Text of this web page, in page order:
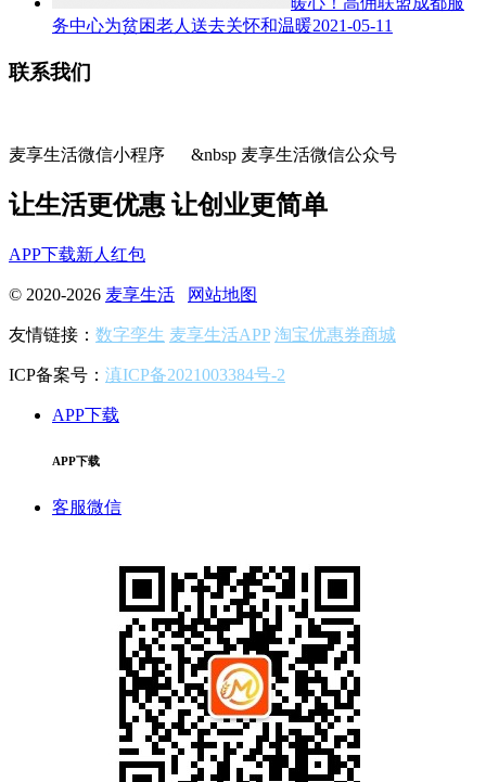
务中心为贫困老人送去关怀和温暖2021-05-11
联系我们
麦享生活微信小程序 &nbsp 麦享生活微信公众号
让生活更优惠 让创业更简单
APP下载新人红包
© 2020-2026 麦享生活 网站地图
友情链接： 数字孪生 麦享生活APP 淘宝优惠券商城
ICP备案号： 滇ICP备2021003384号-2
APP下载
APP下载
客服微信